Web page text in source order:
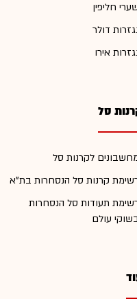
חליפין
דולר
אירו
סל
לקרנות סל
קרנות סל הנסחרות בת"א
תעודות סל הנסחרות
עולם